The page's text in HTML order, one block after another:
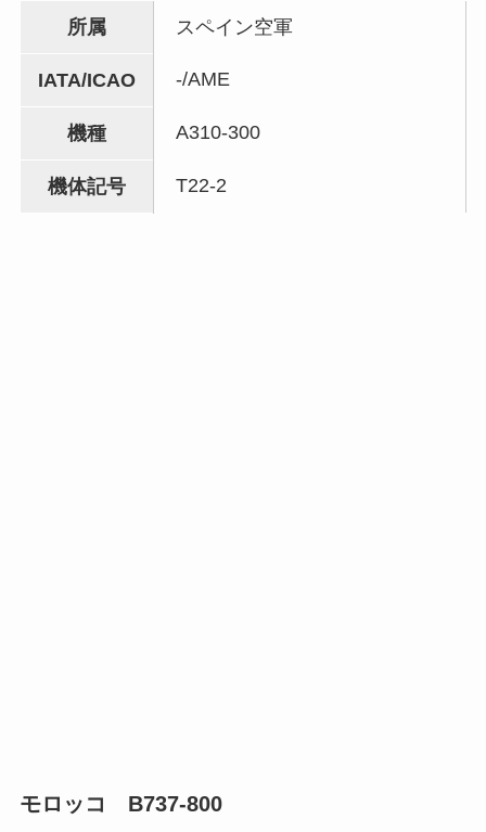
所属 スペイン空軍
IATA/ICAO -/AME
機種 A310-300
機体記号 T22-2
モロッコ B737-800